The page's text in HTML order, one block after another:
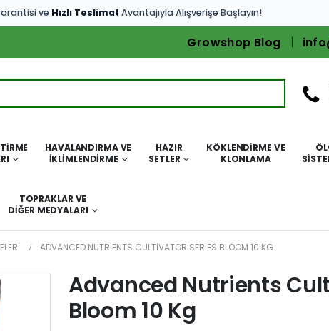
ve Hızlı Teslimat Avantajıyla Alışverişe Başlayın!
Growshop Blog
HAVALANDIRMA VE
İKLIMLENDIRME
HAZIR
SETLER
KÖKLENDIRME VE
KLONLAMA
TOPRAKLAR VE
DIĞER MEDYALARI
ADVANCED NUTRIENTS CULTIVATOR SERIES BLOOM 10 KG
Advanced Nutrients
Bloom 10 Kg